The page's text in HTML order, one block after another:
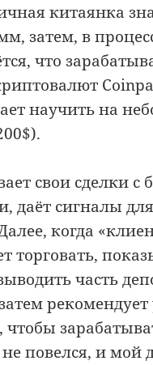
китаянка
затем, в
что
научить на
свои сделки
даёт сигналы
когда
торговать,
часть
рекомендует
чтобы
повелся, и мой